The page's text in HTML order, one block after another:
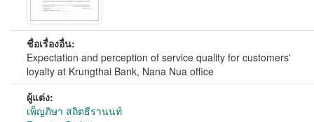
ชื่อเรื่องอื่น:
Expectation and perception of service quality for customers'
loyalty at Krungthai Bank, Nana Nua office
ผู้แต่ง:
เพ็ญภิษา สถิตธีรานนท์